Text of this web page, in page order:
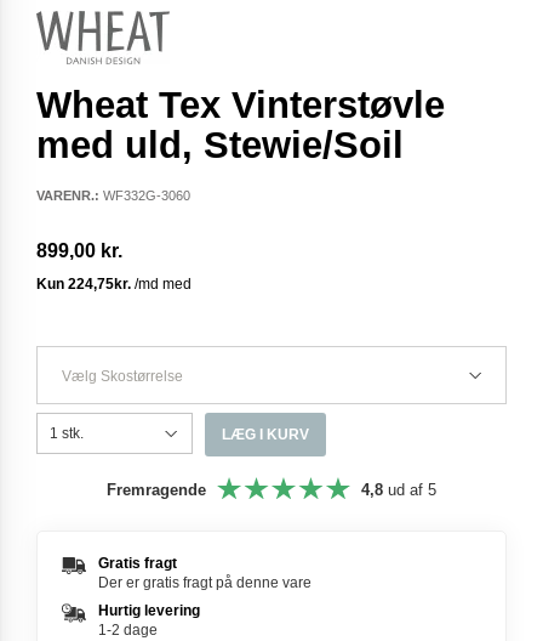
Wheat Tex Vinterstøvle
med uld, Stewie/Soil
VARENR.: WF332G-3060
899,00 kr.
Vælg Skostørrelse
LÆG I KURV
Fremragende 4,8 ud af 5
Gratis fragt
Der er gratis fragt på denne vare
Hurtig levering
1-2 dage